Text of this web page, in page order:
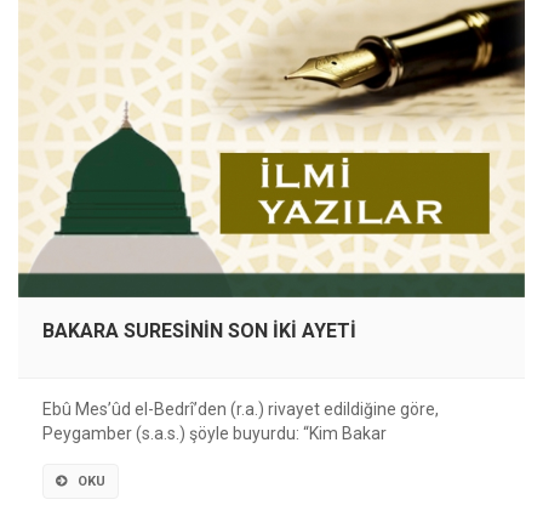
BAKARA SURESİNİN SON İKİ AYETİ
Ebû Mes’ûd el-Bedrî’den (r.a.) rivayet edildiğine göre,
Peygamber (s.a.s.) şöyle buyurdu: “Kim Bakar
OKU